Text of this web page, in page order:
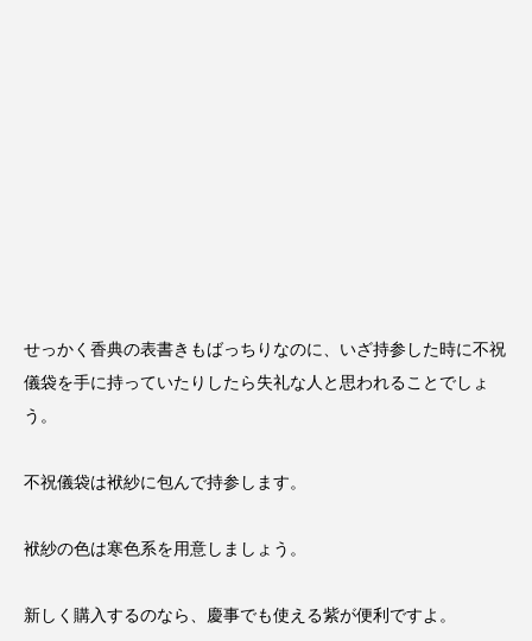
せっかく香典の表書きもばっちりなのに、いざ持参した時に不祝
儀袋を手に持っていたりしたら失礼な人と思われることでしょ
う。
不祝儀袋は袱紗に包んで持参します。
袱紗の色は寒色系を用意しましょう。
新しく購入するのなら、慶事でも使える紫が便利ですよ。